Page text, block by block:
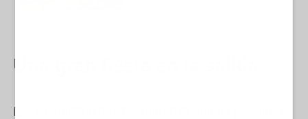
Una gran fiesta en la salida
Los momentos previos fueron lo que se prometía: